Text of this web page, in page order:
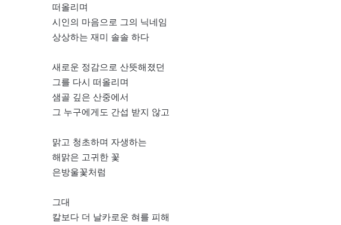
떠올리며
시인의 마음으로 그의 닉네임
상상하는 재미 솔솔 하다
새로운 정감으로 산뜻해졌던
그를 다시 떠올리며
샘골 깊은 산중에서
그 누구에게도 간섭 받지 않고
맑고 청초하며 자생하는
해맑은 고귀한 꽃
은방울꽃처럼
그대
칼보다 더 날카로운 혀를 피해